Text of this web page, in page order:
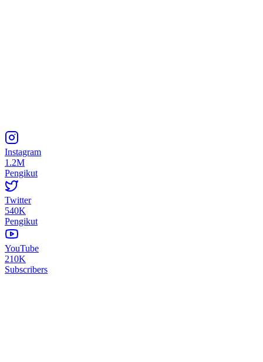
Instagram
1.2M
Pengikut
Twitter
540K
Pengikut
YouTube
210K
Subscribers